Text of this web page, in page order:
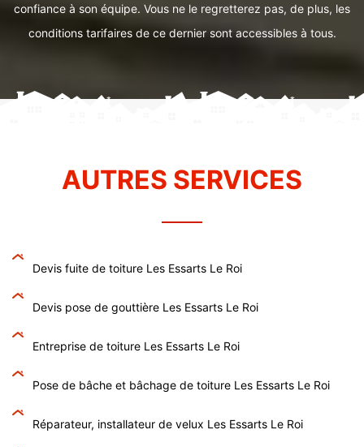
confiance à son équipe. Vous ne le regretterez pas, de plus, les
conditions tarifaires de ce dernier sont accessibles à tous.
AUTRES SERVICES
Devis fuite de toiture Les Essarts Le Roi
Devis pose de gouttière Les Essarts Le Roi
Entreprise de toiture Les Essarts Le Roi
Pose de bâche et bâchage de toiture Les Essarts Le Roi
Réparateur, installateur de velux Les Essarts Le Roi